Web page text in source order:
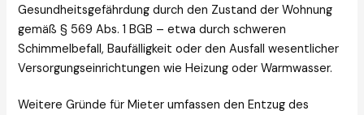
Gesundheitsgefährdung durch den Zustand der Wohnung
gemäß § 569 Abs. 1 BGB – etwa durch schweren
Schimmelbefall, Baufälligkeit oder den Ausfall wesentlicher
Versorgungseinrichtungen wie Heizung oder Warmwasser.
Weitere Gründe für Mieter umfassen den Entzug des